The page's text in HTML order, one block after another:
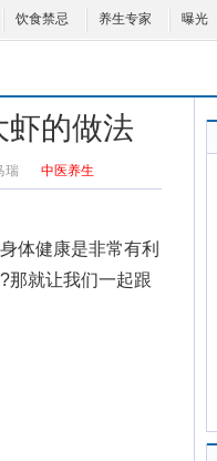
饮食禁忌 养生专家 曝光
虾的做法
瑞 中医养生
体健康是非常有利
那就让我们一起跟